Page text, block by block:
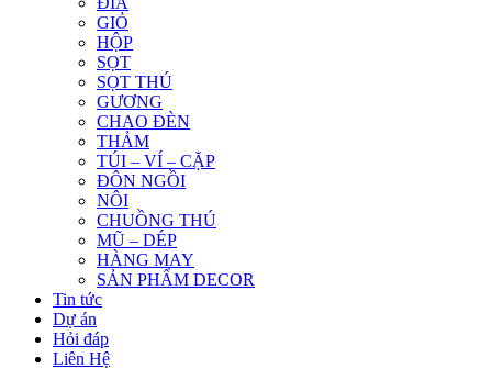
GIỎ
HỘP
SỌT
SỌT THÚ
GƯƠNG
CHAO ĐÈN
THẢM
TÚI – VÍ – CẶP
ĐÔN NGỒI
NÔI
CHUỒNG THÚ
MŨ – DÉP
HÀNG MAY
SẢN PHẨM DECOR
Tin tức
Dự án
Hỏi đáp
Liên Hệ